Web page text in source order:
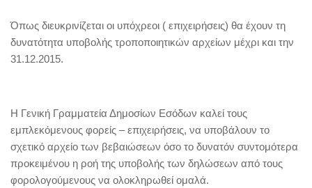
Όπως διευκρινίζεται οι υπόχρεοι ( επιχειρήσεις) θα έχουν τη
δυνατότητα υποβολής τροποποιητικών αρχείων μέχρι και την
31.12.2015.
Η Γενική Γραμματεία Δημοσίων Εσόδων καλεί τους
εμπλεκόμενους φορείς – επιχειρήσεις, να υποβάλουν το
σχετικό αρχείο των βεβαιώσεων όσο το δυνατόν συντομότερα
προκειμένου η ροή της υποβολής των δηλώσεων από τους
φορολογούμενους να ολοκληρωθεί ομαλά.